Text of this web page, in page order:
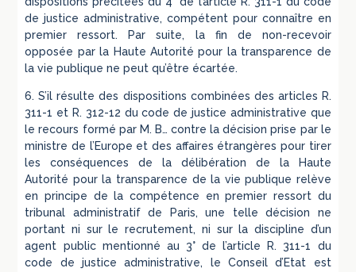
de justice administrative, compétent pour connaître en
premier ressort. Par suite, la fin de non-recevoir
opposée par la Haute Autorité pour la transparence de
la vie publique ne peut qu’être écartée.
6. S’il résulte des dispositions combinées des articles R.
311-1 et R. 312-12 du code de justice administrative que
le recours formé par M. B… contre la décision prise par le
ministre de l’Europe et des affaires étrangères pour tirer
les conséquences de la délibération de la Haute
Autorité pour la transparence de la vie publique relève
en principe de la compétence en premier ressort du
tribunal administratif de Paris, une telle décision ne
portant ni sur le recrutement, ni sur la discipline d’un
agent public mentionné au 3° de l’article R. 311-1 du
code de justice administrative, le Conseil d’Etat est